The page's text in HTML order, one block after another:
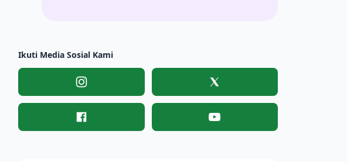
Ikuti Media Sosial Kami
Instagram X
Facebook YouTube